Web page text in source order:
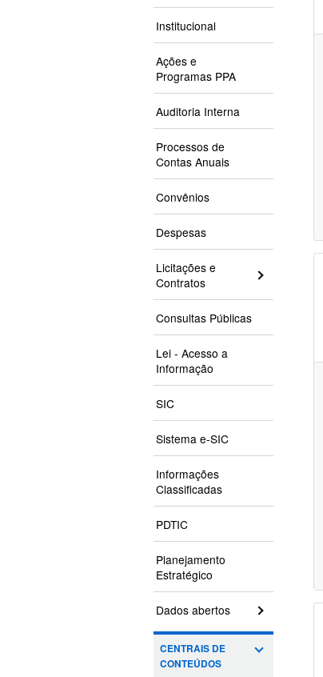
Institucional
Ações e
Programas PPA
Auditoria Interna
Processos de
Contas Anuais
Convênios
Despesas
Licitações e
Contratos
Consultas Públicas
Lei - Acesso a
Informação
SIC
Sistema e-SIC
Informações
Classificadas
PDTIC
Planejamento
Estratégico
Dados abertos
CENTRAIS DE
CONTEÚDOS